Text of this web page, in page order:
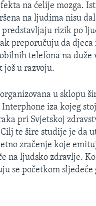
na ćelije mozga.
na ljudima nisu
rizik po
preporučuju da djeca
telefona na duže
još u razvoju.
u sklopu
Interphone iza kojeg
pri Svjetskoj
te šire studije je da
zračenje koje
na ljudsko zdravlje.
se početkom sljedeće